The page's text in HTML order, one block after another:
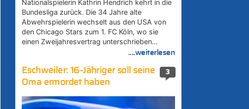
Nationalspielerin Kathrin Hendrich kehrt in die
Bundesliga zurück. Die 34 Jahre alte
Abwehrspielerin wechselt aus den USA von
den Chicago Stars zum 1. FC Köln, wo sie
einen Zweijahresvertrag unterschrieben…
....weiterlesen
3
Eschweiler: 16-Jähriger soll seine
Oma ermordet haben